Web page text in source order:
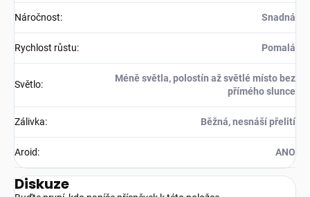
Náročnost: Snadná
Rychlost růstu: Pomalá
Světlo:
Méně světla, polostín až světlé místo bez
přímého slunce
Zálivka: Běžná, nesnáší přelití
Aroid: ANO
Diskuze